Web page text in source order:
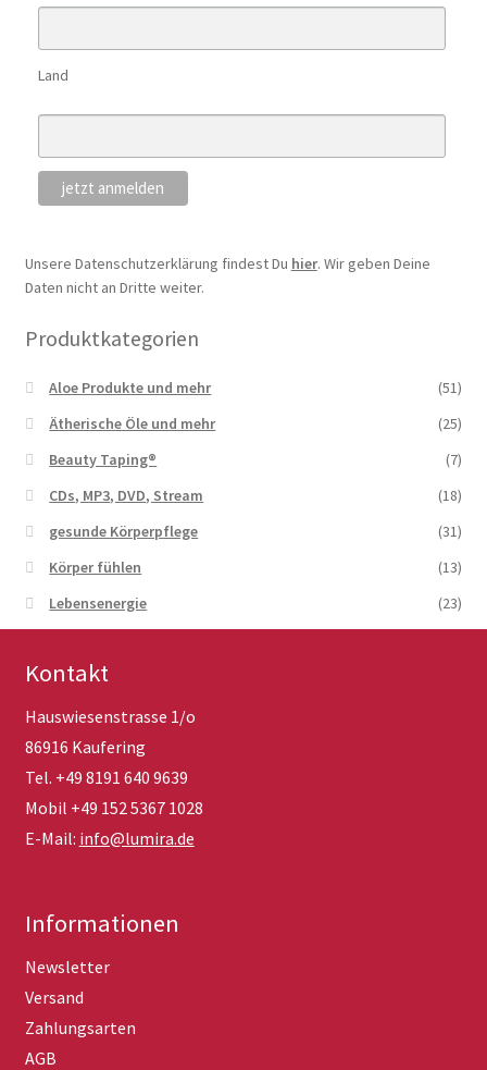
Land
Unsere Datenschutzerklärung findest Du hier. Wir geben Deine
Daten nicht an Dritte weiter.
Produktkategorien
Aloe Produkte und mehr
(51)
Ätherische Öle und mehr
(25)
Beauty Taping®
(7)
CDs, MP3, DVD, Stream
(18)
gesunde Körperpflege
(31)
Körper fühlen
(13)
Lebensenergie
(23)
Kontakt
Hauswiesenstrasse 1/o
86916 Kaufering
Tel. +49 8191 640 9639
Mobil +49 152 5367 1028
E-Mail: info@lumira.de
Informationen
Newsletter
Versand
Zahlungsarten
AGB